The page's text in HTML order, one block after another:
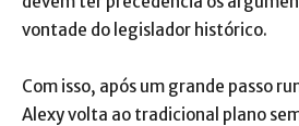
vontade do legislador histórico.
Com isso, após um grande passo
Alexy volta ao tradicional plano